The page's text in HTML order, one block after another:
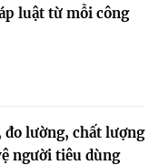
luật từ mỗi công
đo lường, chất lượng
người tiêu dùng